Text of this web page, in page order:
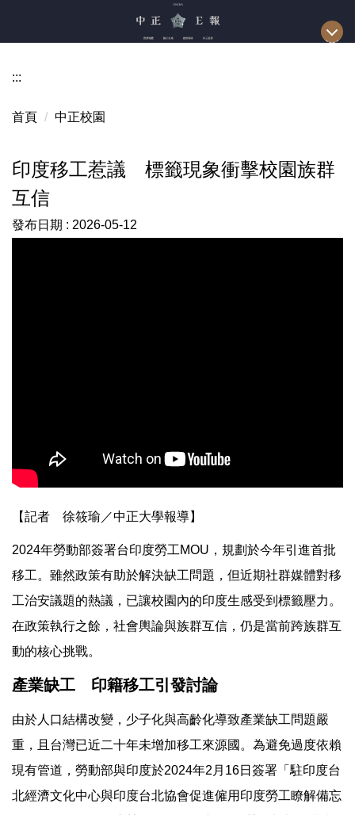
區
:::
首頁 中正校園
印度移工惹議 標籤現象衝擊校園族群
互信
發布日期 : 2026-05-12
【記者 徐筱瑜／中正大學報導】
2024年勞動部簽署台印度勞工MOU，規劃於今年引進首批
移工。雖然政策有助於解決缺工問題，但近期社群媒體對移
工治安議題的熱議，已讓校園內的印度生感受到標籤壓力。
在政策執行之餘，社會輿論與族群互信，仍是當前跨族群互
動的核心挑戰。
產業缺工 印籍移工引發討論
由於人口結構改變，少子化與高齡化導致產業缺工問題嚴
重，且台灣已近二十年未增加移工來源國。為避免過度依賴
現有管道，勞動部與印度於2024年2月16日簽署「駐印度台
北經濟文化中心與印度台北協會促進僱用印度勞工瞭解備忘